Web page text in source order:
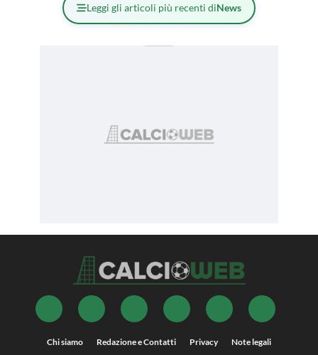
Leggi gli articoli più recenti diNews
Chi siamo Redazione e Contatti Privacy Note legali